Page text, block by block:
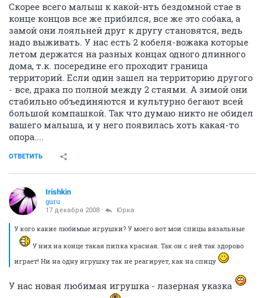
Скорее всего малыш к какой-нть бездомной стае в
конце концов все же прибился, все же это собака, а
замой они лояльней друг к другу становятся, ведь
надо выживать. У нас есть 2 кобеля-вожака которые
летом держатся на разных концах одного длинного
дома, т.к. посередине его проходит граница
территорий. Если один зашел на территорию другого
- все, драка по полной между 2 стаями. А зимой они
стабильно объединяются и культурно бегают всей
большой компашкой. Так что думаю никто не обидел
вашего малыша, и у него появилась хоть какая-то
опора....
ОТВЕТИТЬ
Irishkin
guru
17 декабря 2008 Юрка
У кого какие любимые игрушки? У моего вот мои спицы вязальные
У них на конце такая пипка красная. Так он с ней так здорово
играет! Ни на одну игрушку так не реагирует, как на спицу
У нас новая любимая игрушка - лазерная указка